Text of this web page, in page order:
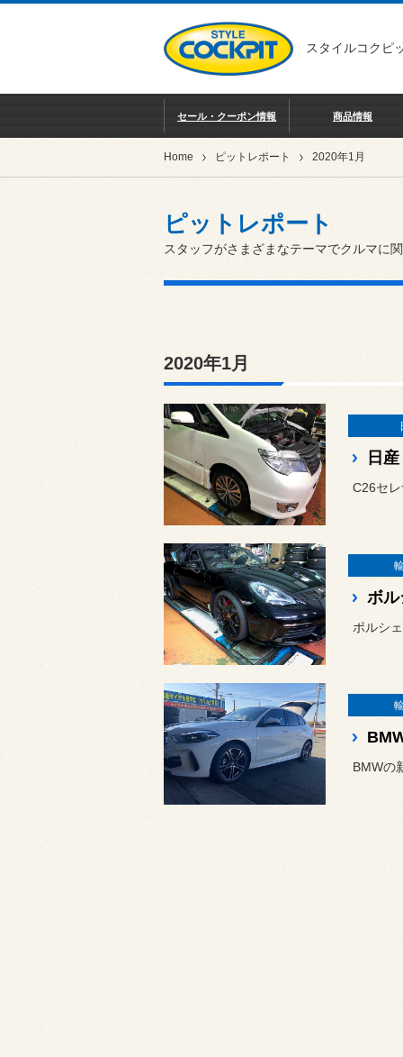
スタイルコクピ
セール・クーポン情報 商品情報
Home ピットレポート 2020年1月
ピットレポート
スタッフがさまざまなテーマでクルマに
2020年1月
C26セ
ボ
ポルシ